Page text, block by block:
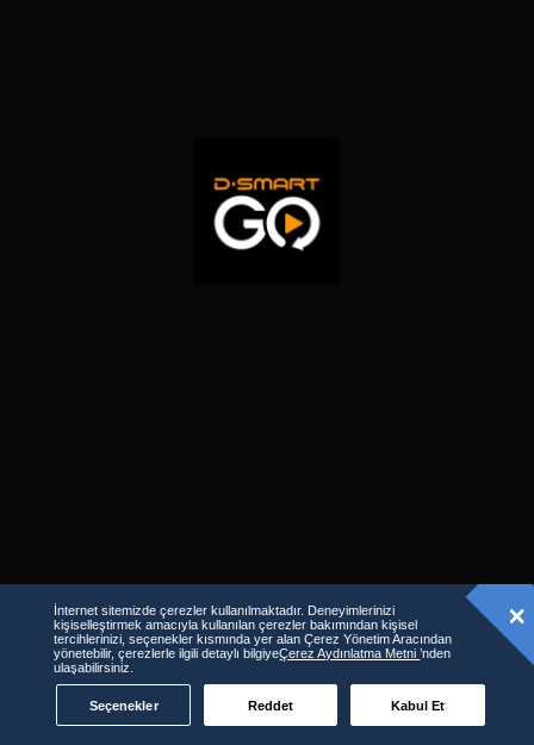
İnternet sitemizde çerezler kullanılmaktadır. Deneyimlerinizi
kişiselleştirmek amacıyla kullanılan çerezler bakımından kişisel
tercihlerinizi, seçenekler kısmında yer alan Çerez Yönetim Aracından
yönetebilir, çerezlerle ilgili detaylı bilgiyeÇerez Aydınlatma Metni’nden
ulaşabilirsiniz.
Seçenekler Reddet Kabul Et